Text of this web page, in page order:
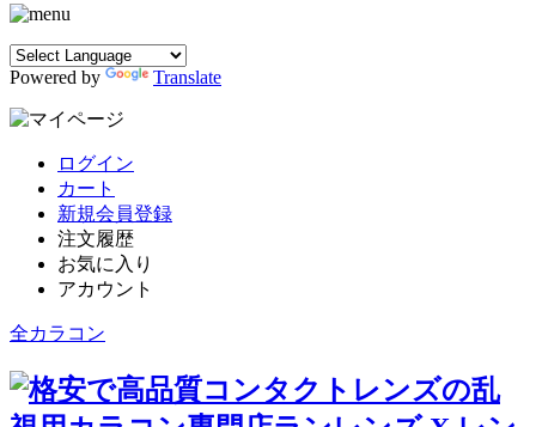
Powered by Translate
ログイン
カート
新規会員登録
注文履歴
お気に入り
アカウント
全カラコン